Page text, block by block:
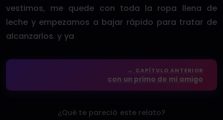
vestimos, me quede con toda la ropa llena de
leche y empezamos a bajar rápido para tratar de
alcanzarlos. y ya
← CAPÍTULO ANTERIOR
con un primo de mi amigo
¿Qué te pareció este relato?